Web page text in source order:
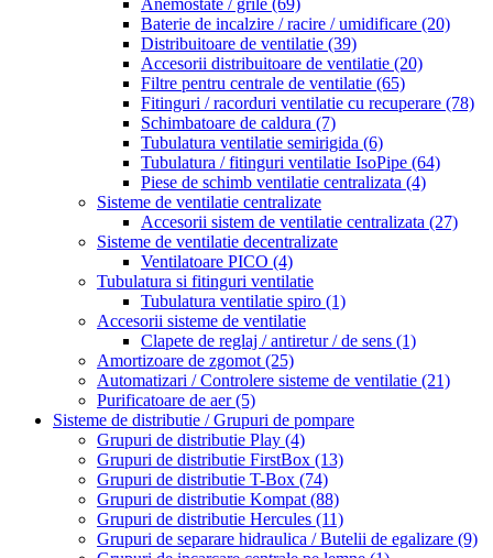
Anemostate / grile (69)
Baterie de incalzire / racire / umidificare (20)
Distribuitoare de ventilatie (39)
Accesorii distribuitoare de ventilatie (20)
Filtre pentru centrale de ventilatie (65)
Fitinguri / racorduri ventilatie cu recuperare (78)
Schimbatoare de caldura (7)
Tubulatura ventilatie semirigida (6)
Tubulatura / fitinguri ventilatie IsoPipe (64)
Piese de schimb ventilatie centralizata (4)
Sisteme de ventilatie centralizate
Accesorii sistem de ventilatie centralizata (27)
Sisteme de ventilatie decentralizate
Ventilatoare PICO (4)
Tubulatura si fitinguri ventilatie
Tubulatura ventilatie spiro (1)
Accesorii sisteme de ventilatie
Clapete de reglaj / antiretur / de sens (1)
Amortizoare de zgomot (25)
Automatizari / Controlere sisteme de ventilatie (21)
Purificatoare de aer(5)
Sisteme de distributie / Grupuri de pompare
Grupuri de distributie Play (4)
Grupuri de distributie FirstBox (13)
Grupuri de distributie T-Box (74)
Grupuri de distributie Kompat (88)
Grupuri de distributie Hercules (11)
Grupuri de separare hidraulica / Butelii de egalizare (9)